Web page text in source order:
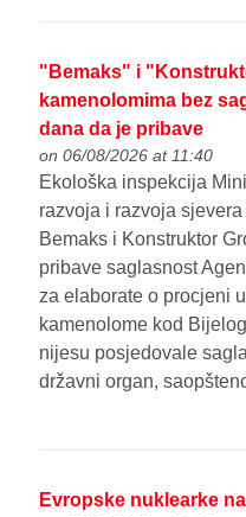
"Bemaks" i
kamenolomima bez
dana da je pribave
on 06/08/2026 at 11:40
Ekološka inspekcija
razvoja i razvoja
Bemaks i Konstruktor
pribave saglasnost
za elaborate o procjeni
kamenolome kod
nijesu posjedovale
državni organ,
Evropske nuklearke